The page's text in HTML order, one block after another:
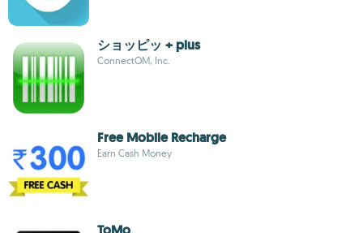
ショッピッ + plus
ConnectOM, Inc.
Free Mobile Recharge
Earn Cash Money